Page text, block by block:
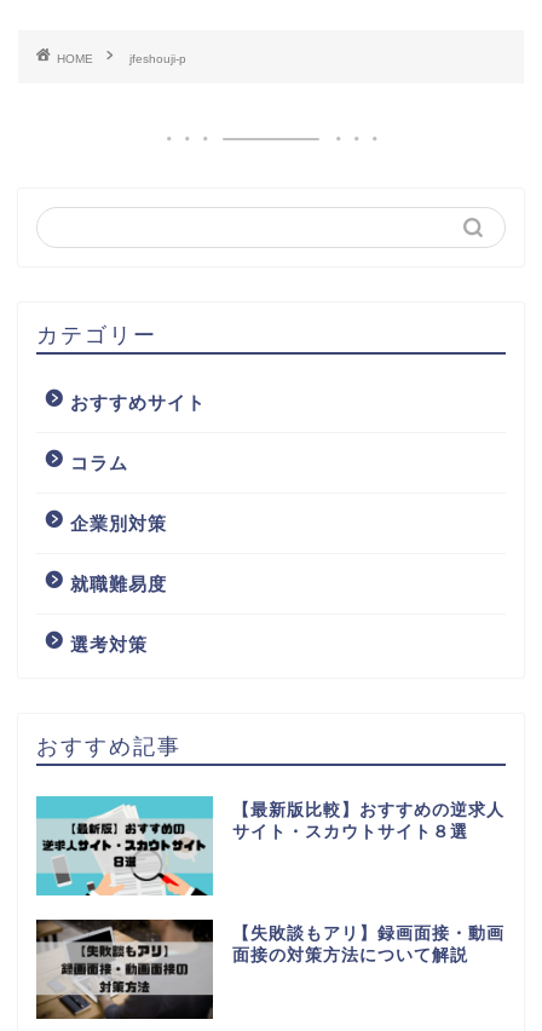
HOME jfeshouji-p
カテゴリー
おすすめサイト
コラム
企業別対策
就職難易度
選考対策
おすすめ記事
【最新版比較】おすすめの逆求人
サイト・スカウトサイト８選
【失敗談もアリ】録画面接・動画
面接の対策方法について解説